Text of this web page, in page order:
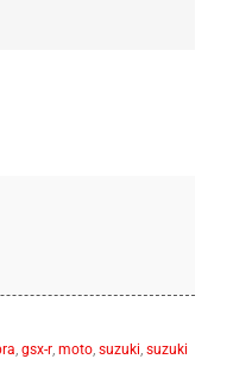
, gsx-r, moto, suzuki, suzuki